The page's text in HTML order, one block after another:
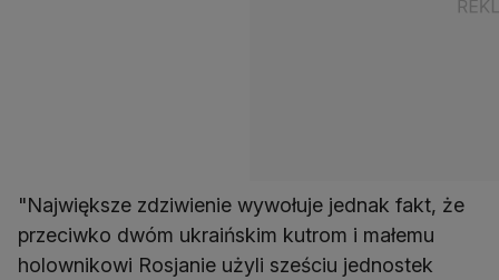
"Największe zdziwienie wywołuje jednak fakt, że
przeciwko dwóm ukraińskim kutrom i małemu
holownikowi Rosjanie użyli sześciu jednostek